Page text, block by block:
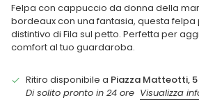
Felpa con cappuccio da donna della
bordeaux con una fantasia, questa felpa
distintivo di Fila sul petto. Perfetta per
comfort al tuo guardaroba.
Ritiro disponibile a Piazza Matteotti, 5
Di solito pronto in 24 ore Visualizza